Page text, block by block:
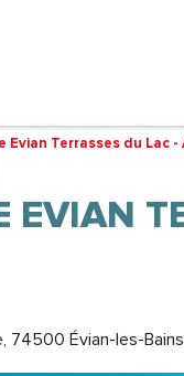
Evian Terrasses du Lac
EVIAN
74500 Évian-les-Bains